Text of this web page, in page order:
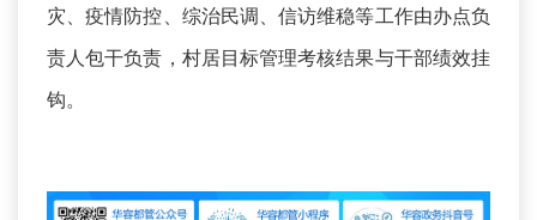
灾、疫情防控、综治民调、信访维稳等工作由办点负
责人包干负责，村居目标管理考核结果与干部绩效挂
钩。